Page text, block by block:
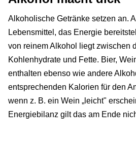
Alkoholische Getränke setzen an.
Lebensmittel, das Energie
von reinem Alkohol liegt zwischen
Kohlenhydrate und Fette. Bier,
enthalten ebenso wie andere
entsprechenden Kalorien für den
wenn z. B. ein Wein „leicht"
Energiebilanz gilt das am Ende